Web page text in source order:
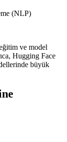
(NLP)
ve model
Hugging Face
büyük